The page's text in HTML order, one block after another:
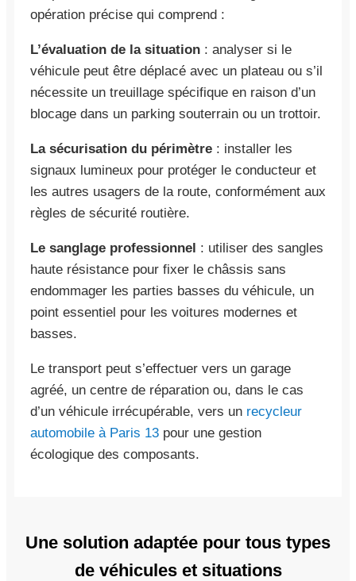
opération précise qui comprend :
L’évaluation de la situation : analyser si le
véhicule peut être déplacé avec un plateau ou s’il
nécessite un treuillage spécifique en raison d’un
blocage dans un parking souterrain ou un trottoir.
La sécurisation du périmètre : installer les
signaux lumineux pour protéger le conducteur et
les autres usagers de la route, conformément aux
règles de sécurité routière.
Le sanglage professionnel : utiliser des sangles
haute résistance pour fixer le châssis sans
endommager les parties basses du véhicule, un
point essentiel pour les voitures modernes et
basses.
Le transport peut s’effectuer vers un garage
agréé, un centre de réparation ou, dans le cas
d’un véhicule irrécupérable, vers un recycleur
automobile à Paris 13 pour une gestion
écologique des composants.
Une solution adaptée pour tous types
de véhicules et situations